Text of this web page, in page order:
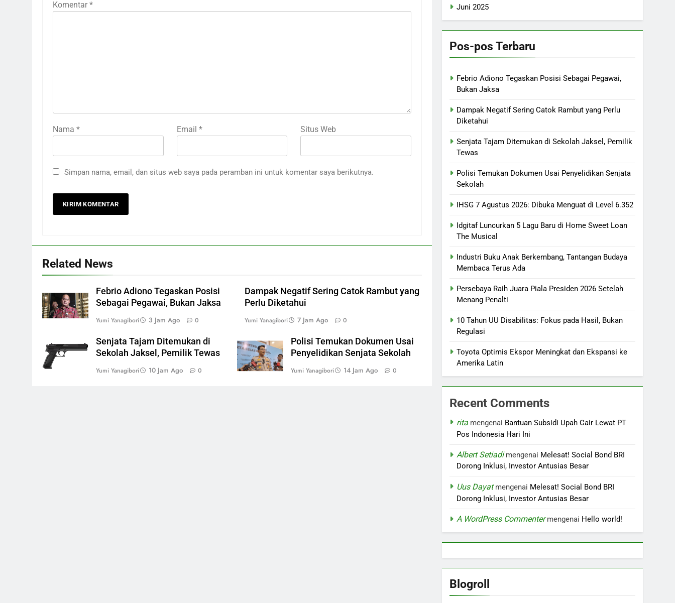
Komentar *
Nama * Email * Situs Web
Simpan nama, email, dan situs web saya pada peramban ini untuk komentar saya berikutnya.
Related News
Febrio Adiono Tegaskan Posisi
Sebagai Pegawai, Bukan Jaksa
Yumi Yanagibori 3 Jam Ago 0
Dampak Negatif Sering Catok Rambut yang
Perlu Diketahui
Yumi Yanagibori 7 Jam Ago 0
Senjata Tajam Ditemukan di
Sekolah Jaksel, Pemilik Tewas
Yumi Yanagibori 10 Jam Ago 0
Polisi Temukan Dokumen Usai
Penyelidikan Senjata Sekolah
Yumi Yanagibori 14 Jam Ago 0
Juni 2025
Pos-pos Terbaru
Febrio Adiono Tegaskan Posisi Sebagai Pegawai,
Bukan Jaksa
Dampak Negatif Sering Catok Rambut yang Perlu
Diketahui
Senjata Tajam Ditemukan di Sekolah Jaksel, Pemilik
Tewas
Polisi Temukan Dokumen Usai Penyelidikan Senjata
Sekolah
IHSG 7 Agustus 2026: Dibuka Menguat di Level 6.352
Idgitaf Luncurkan 5 Lagu Baru di Home Sweet Loan
The Musical
Industri Buku Anak Berkembang, Tantangan Budaya
Membaca Terus Ada
Persebaya Raih Juara Piala Presiden 2026 Setelah
Menang Penalti
10 Tahun UU Disabilitas: Fokus pada Hasil, Bukan
Regulasi
Toyota Optimis Ekspor Meningkat dan Ekspansi ke
Amerika Latin
Recent Comments
rita mengenai Bantuan Subsidi Upah Cair Lewat PT
Pos Indonesia Hari Ini
Albert Setiadimengenai Melesat! Social Bond BRI
Dorong Inklusi, Investor Antusias Besar
Uus Dayatmengenai Melesat! Social Bond BRI
Dorong Inklusi, Investor Antusias Besar
A WordPress Commentermengenai Hello world!
Blogroll